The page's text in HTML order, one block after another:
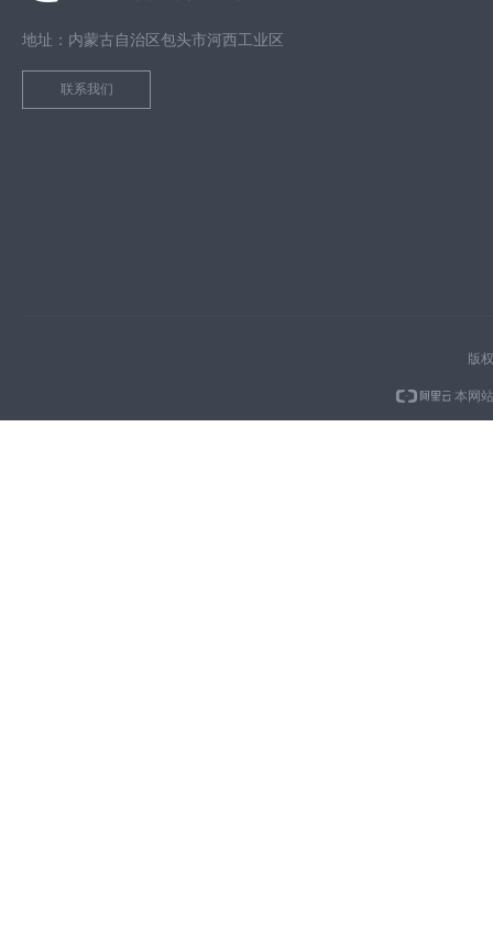
地址：内蒙古自治区包头市河西工业区
联系我们
版
本网